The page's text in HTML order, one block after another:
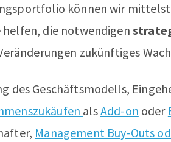
können wir
die notwendigen
zukünftiges
des Geschäftsmodells,
alsAdd-on oder
Management Buy-Outs